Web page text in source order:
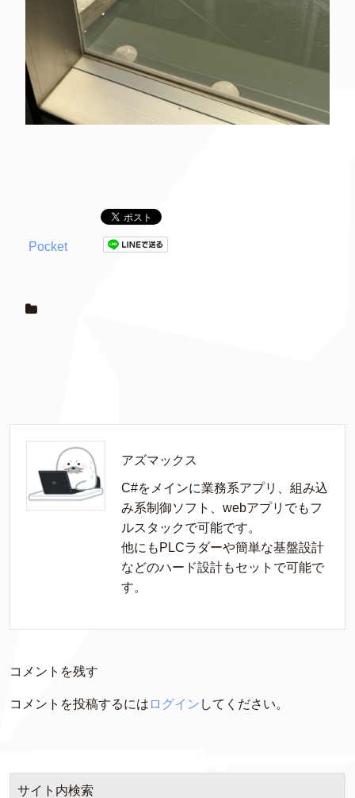
Pocket
アズマックス
C#をメインに業務系アプリ、組み込
み系制御ソフト、webアプリでもフ
ルスタックで可能です。
他にもPLCラダーや簡単な基盤設計
などのハード設計もセットで可能で
す。
コメントを残す
コメントを投稿するには ログイン してください。
サイト内検索